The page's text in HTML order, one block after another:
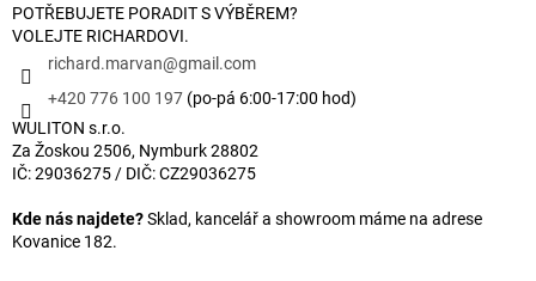
POTŘEBUJETE PORADIT S VÝBĚREM?
VOLEJTE RICHARDOVI.
richard.marvan@gmail.com
+420 776 100 197 (po-pá 6:00-17:00 hod)
WULITON s.r.o.
Za Žoskou 2506, Nymburk 28802
IČ: 29036275 / DIČ: CZ29036275
Kde nás najdete?Sklad, kancelář a showroom máme na adrese
Kovanice 182.